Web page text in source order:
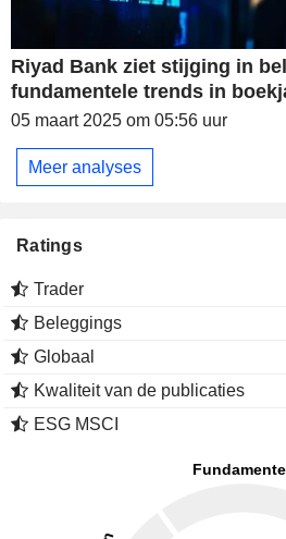
Riyad Bank ziet stijging in
fundamentele trends in
05 maart 2025 om 05:56 uur
Meer analyses
Ratings
Trader
Beleggings
Globaal
Kwaliteit van de publicaties
ESG MSCI